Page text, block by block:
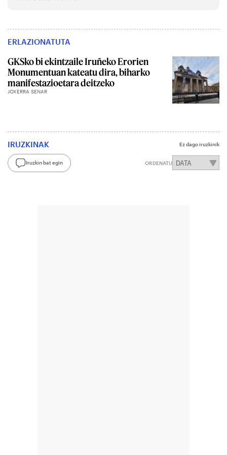
ERLAZIONATUTA
GKSko bi ekintzaile Iruñeko Erorien
Monumentuan kateatu dira, biharko
manifestazioetara deitzeko
JOXERRA SENAR
IRUZKINAK Ez dago iruzkinik
Iruzkin bat egin ORDENATU